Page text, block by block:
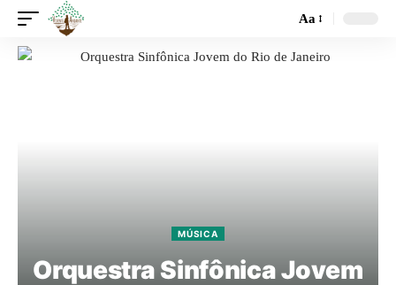
Aa
MÚSICA
Orquestra Sinfônica Jovem